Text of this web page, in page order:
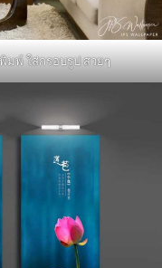
มพ์ ใส่กรอบรูป สวยๆ